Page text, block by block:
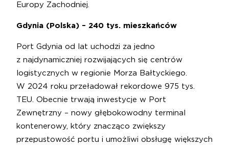
Europy Zachodniej.
Gdynia (Polska) – 240 tys. mieszkańców
Port Gdynia od lat uchodzi za jedno
z najdynamiczniej rozwijających się centrów
logistycznych w regionie Morza Bałtyckiego.
W 2024 roku przeładował rekordowe 975 tys.
TEU. Obecnie trwają inwestycje w Port
Zewnętrzny – nowy głębokowodny terminal
kontenerowy, który znacząco zwiększy
przepustowość portu i umożliwi obsługę większych